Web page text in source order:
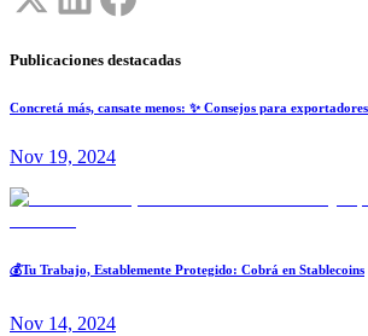
Publicaciones destacadas
Concretá más, cansate menos: ✨ Consejos para
Nov 19, 2024
💰Tu Trabajo, Establemente Protegido: Cobrá en Stablecoins
Nov 14, 2024